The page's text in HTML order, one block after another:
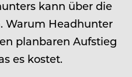
kann über die
Warum Headhunter
planbaren Aufstieg
es kostet.